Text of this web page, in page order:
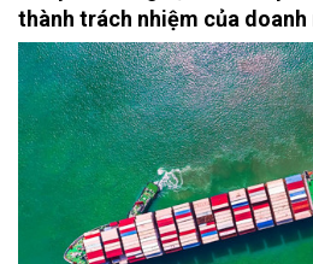
thành trách nhiệm của doanh